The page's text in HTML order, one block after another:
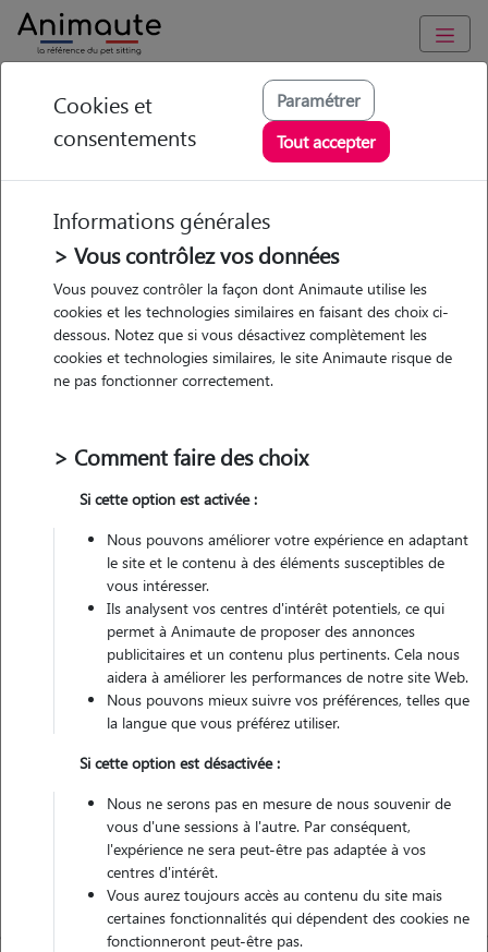
Animaute Hauts-de-France Calvados /Ifs
Maureen - Petsitter à
IFS
5/5 (2 avis)
• 27 ans
chez le Pet Sitter
Pas d'animaux Maison
Véhiculé
Gardes réalisées
Contacter
L'envoi d'une demande est sans engagement
Cookies et
consentements
Paramétrer
Tout accepter
Informations générales
> Vous contrôlez vos données
Vous pouvez contrôler la façon dont Animaute utilise les
cookies et les technologies similaires en faisant des choix ci-
dessous. Notez que si vous désactivez complètement les
cookies et technologies similaires, le site Animaute risque de
ne pas fonctionner correctement.
> Comment faire des choix
Si cette option est activée :
Nous pouvons améliorer votre expérience en adaptant
le site et le contenu à des éléments susceptibles de
vous intéresser.
Ils analysent vos centres d'intérêt potentiels, ce qui
permet à Animaute de proposer des annonces
publicitaires et un contenu plus pertinents. Cela nous
aidera à améliorer les performances de notre site Web.
Nous pouvons mieux suivre vos préférences, telles que
la langue que vous préférez utiliser.
Si cette option est désactivée :
Nous ne serons pas en mesure de nous souvenir de
vous d'une sessions à l'autre. Par conséquent,
l'expérience ne sera peut-être pas adaptée à vos
centres d'intérêt.
Vous aurez toujours accès au contenu du site mais
certaines fonctionnalités qui dépendent des cookies ne
fonctionneront peut-être pas.